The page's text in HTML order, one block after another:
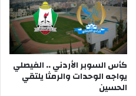
كأس السوبر الأردني .. الفيصلي
يواجه الوحدات والرمثا يلتقي
الحسين